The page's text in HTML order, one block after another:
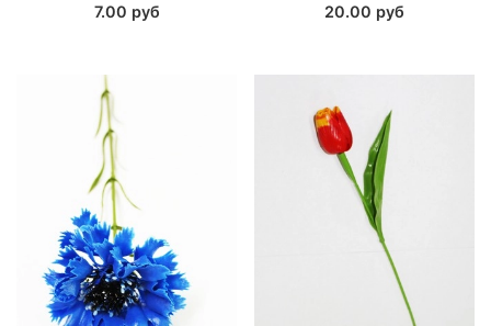
7.00 руб
20.00 руб